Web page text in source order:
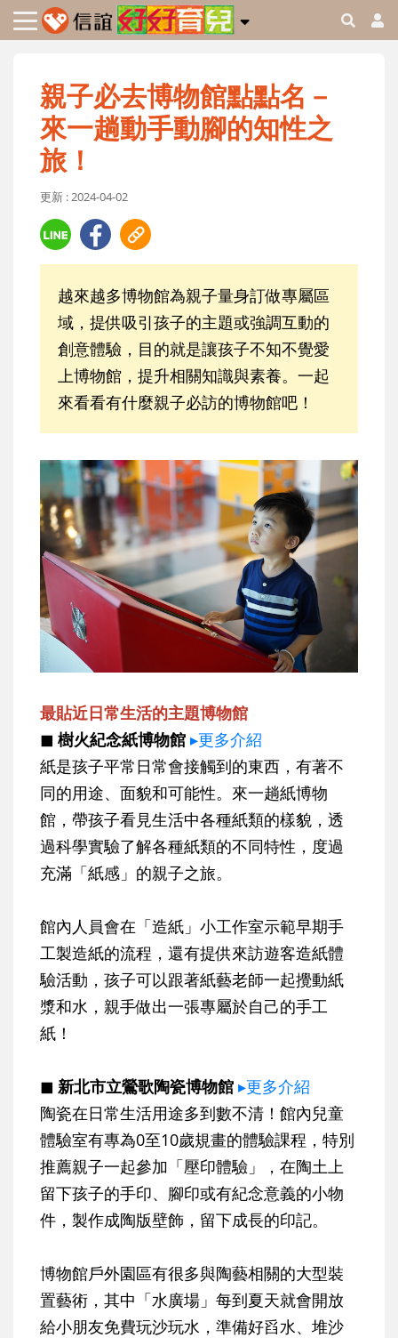
親子必去博物館點點名－
來一趟動手動腳的知性之
旅！
更新 : 2024-04-02
越來越多博物館為親子量身訂做專屬區
域，提供吸引孩子的主題或強調互動的
創意體驗，目的就是讓孩子不知不覺愛
上博物館，提升相關知識與素養。一起
來看看有什麼親子必訪的博物館吧！
最貼近日常生活的主題博物館
◼ 樹火紀念紙博物館 ▸更多介紹
紙是孩子平常日常會接觸到的東西，有著不
同的用途、面貌和可能性。來一趟紙博物
館，帶孩子看見生活中各種紙類的樣貌，透
過科學實驗了解各種紙類的不同特性，度過
充滿「紙感」的親子之旅。
館內人員會在「造紙」小工作室示範早期手
工製造紙的流程，還有提供來訪遊客造紙體
驗活動，孩子可以跟著紙藝老師一起攪動紙
漿和水，親手做出一張專屬於自己的手工
紙！
◼ 新北市立鶯歌陶瓷博物館 ▸更多介紹
陶瓷在日常生活用途多到數不清！館內兒童
體驗室有專為0至10歲規畫的體驗課程，特別
推薦親子一起參加「壓印體驗」，在陶土上
留下孩子的手印、腳印或有紀念意義的小物
件，製作成陶版壁飾，留下成長的印記。
博物館戶外園區有很多與陶藝相關的大型裝
置藝術，其中「水廣場」每到夏天就會開放
給小朋友免費玩沙玩水，準備好舀水、堆沙